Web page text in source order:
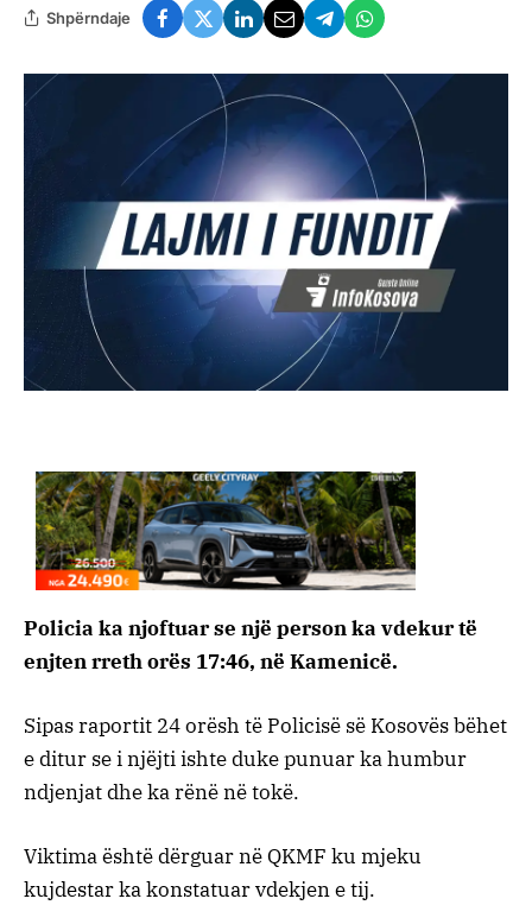
Shpërndaje
Policia ka njoftuar se një person ka vdekur të
enjten rreth orës 17:46, në Kamenicë.
Sipas raportit 24 orësh të Policisë së Kosovës bëhet
e ditur se i njëjti ishte duke punuar ka humbur
ndjenjat dhe ka rënë në tokë.
Viktima është dërguar në QKMF ku mjeku
kujdestar ka konstatuar vdekjen e tij.